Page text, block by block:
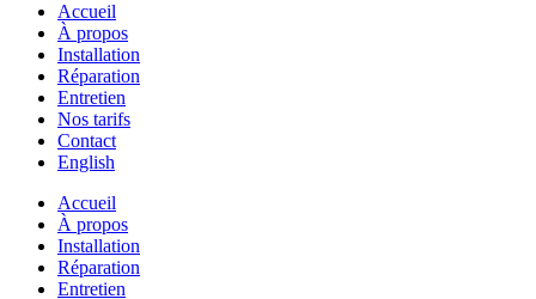
Accueil
À propos
Installation
Réparation
Entretien
Nos tarifs
Contact
English
Accueil
À propos
Installation
Réparation
Entretien